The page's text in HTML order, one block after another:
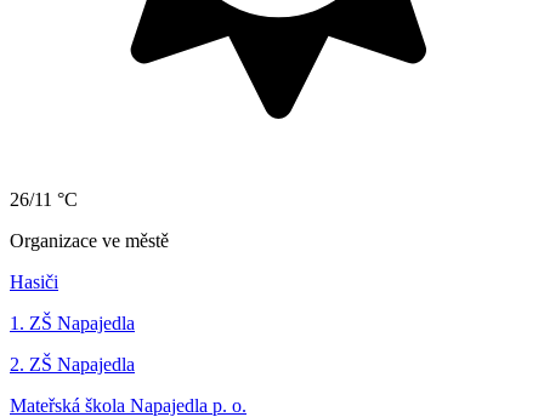
26/11 °C
Organizace ve městě
Hasiči
1. ZŠ Napajedla
2. ZŠ Napajedla
Mateřská škola Napajedla p. o.